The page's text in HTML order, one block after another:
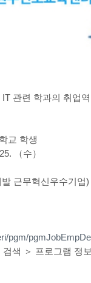
관련 학과의 취업
교 학생
（수）
근무혁신우수기업)
pgm/
색 ＞ 프로그램 정